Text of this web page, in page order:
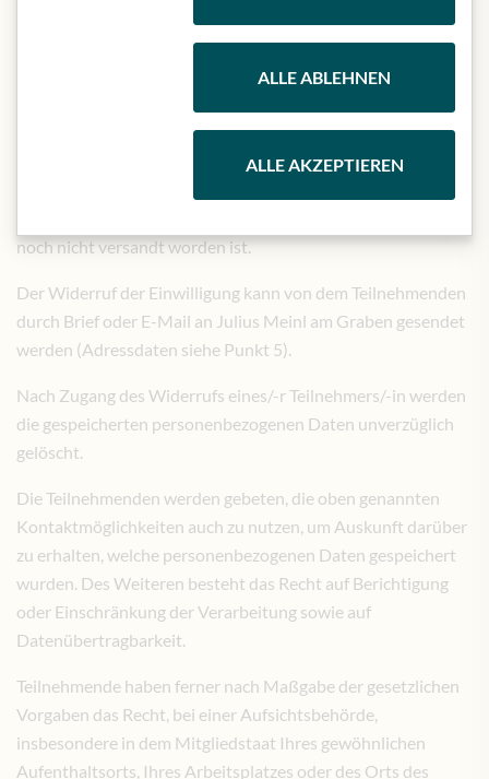
Die Teilnehmenden erklären mit ihrer Annahme dieser
Teilnahmebedingungen die Einwilligung in die Speicherung
und Verwendung der mitgeteilten benötigten
personenbezogenen Daten zu dem oben genannten Zweck.
Die Einwilligung kann jederzeit widerrufen werden, dadurch
noch nicht versandt worden ist.
Der Widerruf der Einwilligung kann von dem Teilnehmenden
durch Brief oder E-Mail an Julius Meinl am Graben gesendet
werden (Adressdaten siehe Punkt 5).
Nach Zugang des Widerrufs eines/-r Teilnehmers/-in werden
die gespeicherten personenbezogenen Daten unverzüglich
gelöscht.
Die Teilnehmenden werden gebeten, die oben genannten
Kontaktmöglichkeiten auch zu nutzen, um Auskunft darüber
zu erhalten, welche personenbezogenen Daten gespeichert
wurden. Des Weiteren besteht das Recht auf Berichtigung
oder Einschränkung der Verarbeitung sowie auf
Datenübertragbarkeit.
Teilnehmende haben ferner nach Maßgabe der gesetzlichen
Vorgaben das Recht, bei einer Aufsichtsbehörde,
insbesondere in dem Mitgliedstaat Ihres gewöhnlichen
Aufenthaltsorts, Ihres Arbeitsplatzes oder des Orts des
ALLE ABLEHNEN
ALLE AKZEPTIEREN